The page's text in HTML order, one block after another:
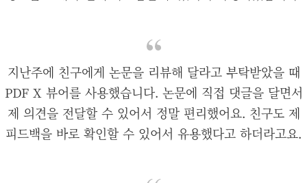
지난주에 친구에게 논문을 리뷰해 달라고 부탁받았을 때
PDF X 뷰어를 사용했습니다. 논문에 직접 댓글을 달면서
제 의견을 전달할 수 있어서 정말 편리했어요. 친구도 제
피드백을 바로 확인할 수 있어서 유용했다고 하더라고요.